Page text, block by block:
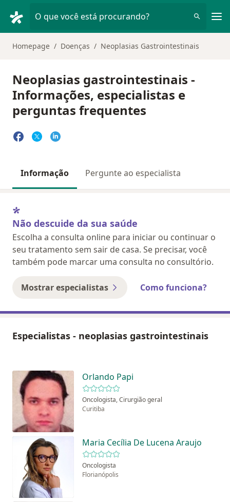
O que você está procurando?
Homepage Doenças Neoplasias Gastrointestinais
Neoplasias gastrointestinais -
Informações, especialistas e
perguntas frequentes
Informação Pergunte ao especialista
Não descuide da sua saúde
Escolha a consulta online para iniciar ou continuar o
seu tratamento sem sair de casa. Se precisar, você
também pode marcar uma consulta no consultório.
Mostrar especialistas Como funciona?
Especialistas - neoplasias gastrointestinais
Orlando Papi
Oncologista, Cirurgião geral
Curitiba
Maria Cecília De Lucena Araujo
Oncologista
Florianópolis